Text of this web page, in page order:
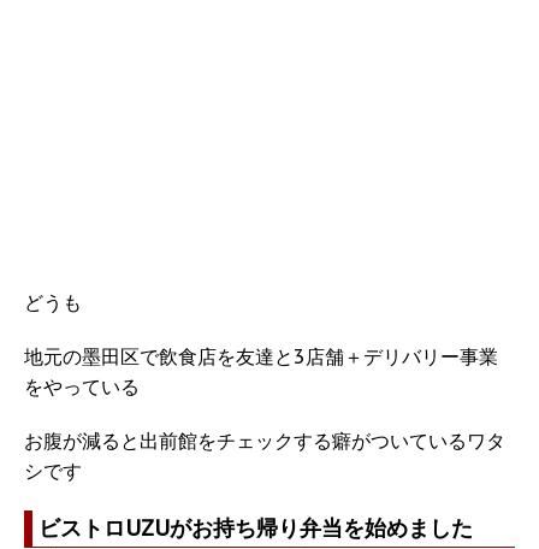
どうも
地元の墨田区で飲食店を友達と3店舗＋デリバリー事業
をやっている
お腹が減ると出前館をチェックする癖がついているワタ
シです
ビストロUZUがお持ち帰り弁当を始めました